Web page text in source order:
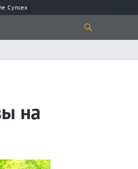
Супсех
на